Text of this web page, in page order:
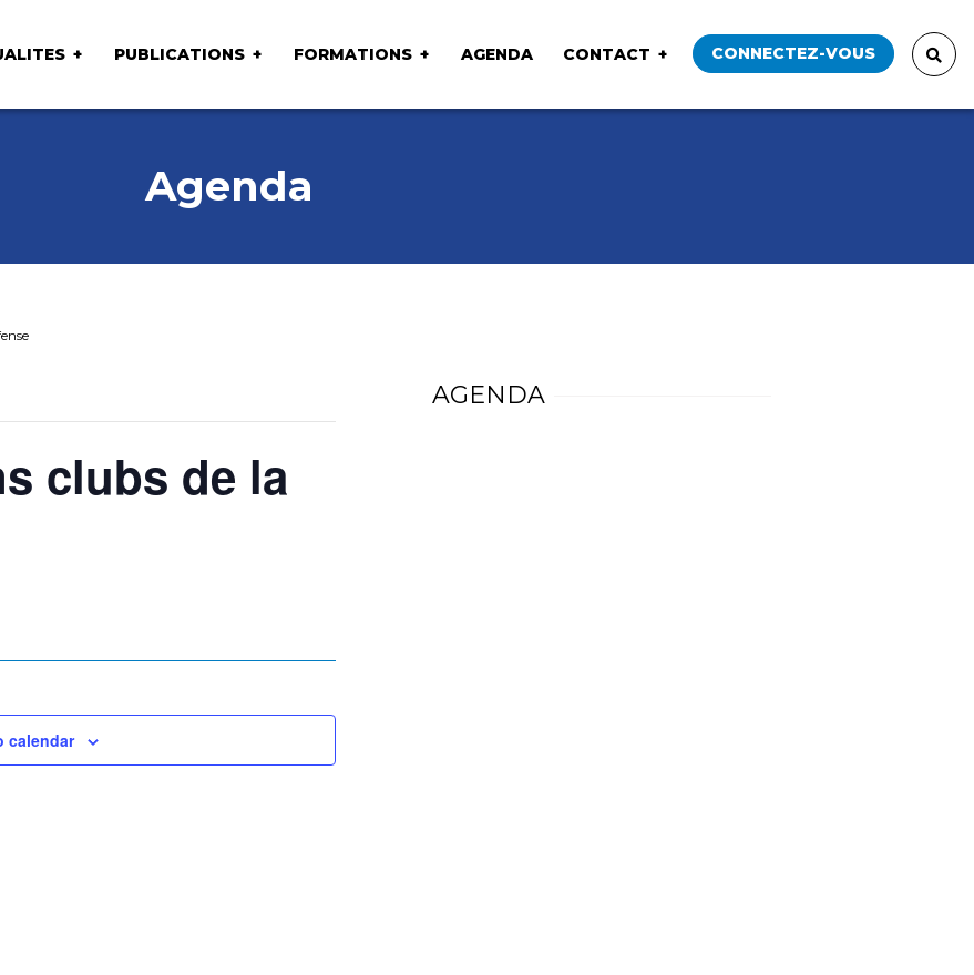
PUBLICATIONS FORMATIONS AGENDA CONTACT CONNECTEZ-VOUS
Agenda
clubs de la
calendar
AGENDA